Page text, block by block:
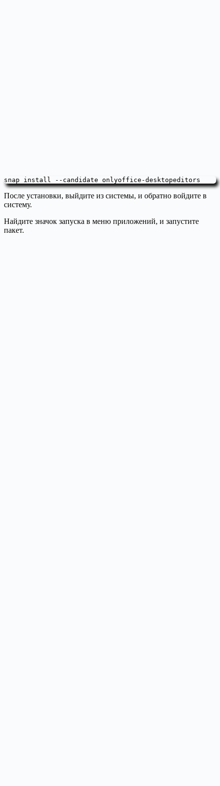
snap install --candidate onlyoffice-desktopeditors
После установки, выйдите из системы, и обратно войдите в
систему.
Найдите значок запуска в меню приложений, и запустите
пакет.